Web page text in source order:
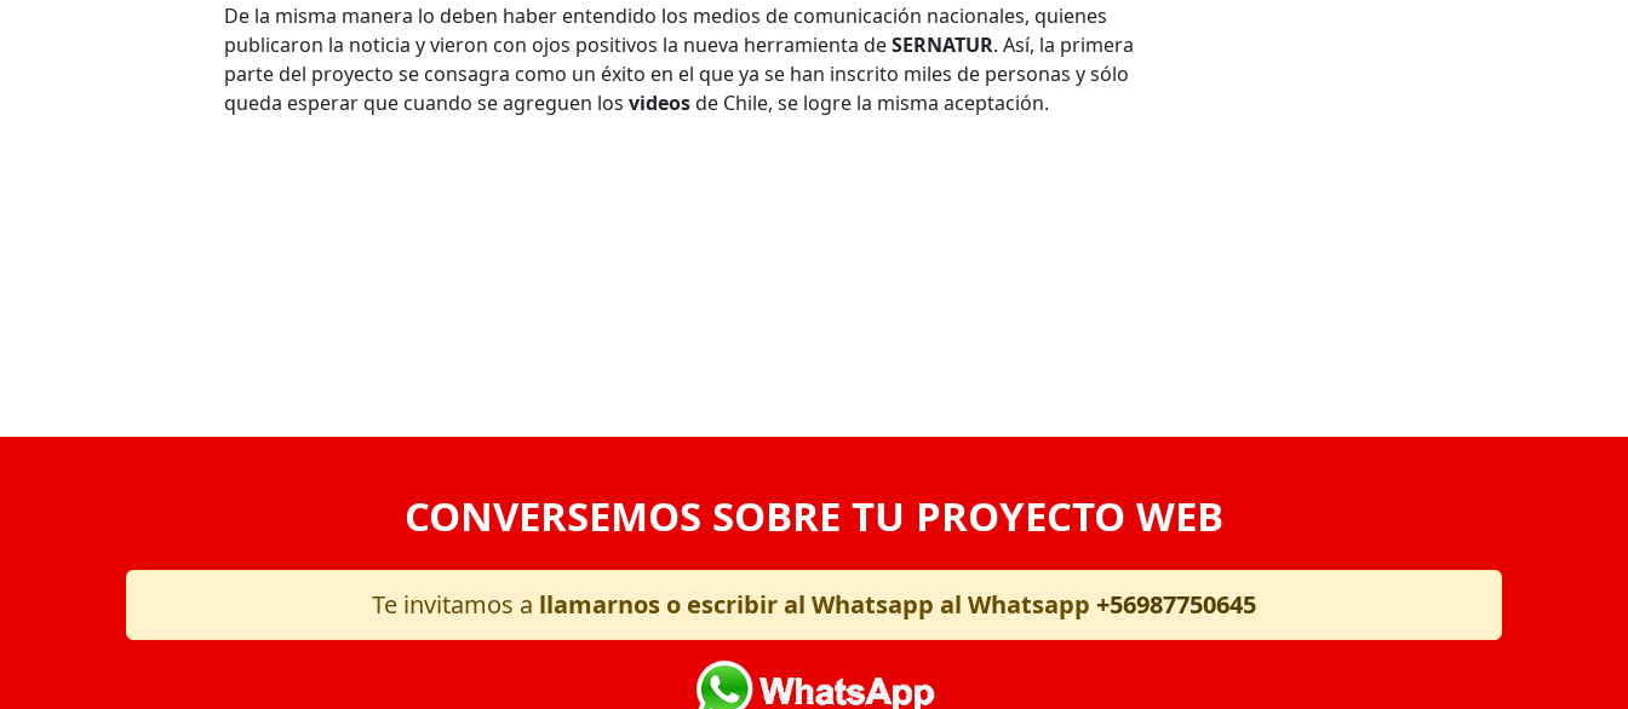
De la misma manera lo deben haber entendido los medios de comunicación nacionales, quienes
publicaron la noticia y vieron con ojos positivos la nueva herramienta deSERNATUR. Así, la primera
parte del proyecto se consagra como un éxito en el que ya se han inscrito miles de personas y sólo
queda esperar que cuando se agreguen losvideosde Chile, se logre la misma aceptación.
CONVERSEMOS SOBRE TU PROYECTO WEB
Te invitamos a llamarnos o escribir al Whatsapp al Whatsapp +56987750645